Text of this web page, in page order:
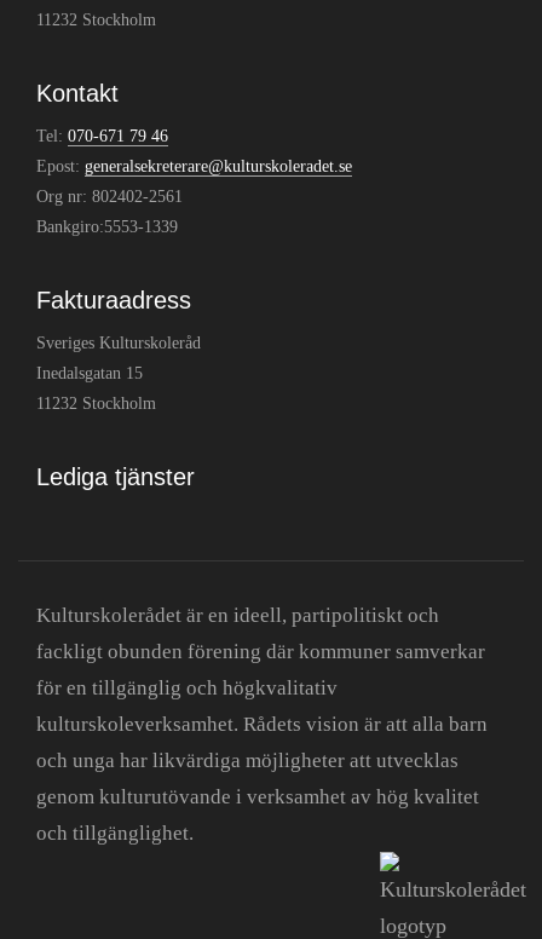
11232 Stockholm
Kontakt
Tel: 070-671 79 46
Epost: generalsekreterare@kulturskoleradet.se
Org nr: 802402-2561
Bankgiro:5553-1339
Fakturaadress
Sveriges Kulturskoleråd
Inedalsgatan 15
11232 Stockholm
Lediga tjänster
Kulturskolerådet är en ideell, partipolitiskt och
fackligt obunden förening där kommuner samverkar
för en tillgänglig och högkvalitativ
kulturskoleverksamhet. Rådets vision är att alla barn
och unga har likvärdiga möjligheter att utvecklas
genom kulturutövande i verksamhet av hög kvalitet
och tillgänglighet.